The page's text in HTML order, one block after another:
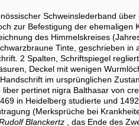
Schweinslederband
zur Befestigung der ehemaligen
des Himmelskreises
Tinte, geschrieben
2 Spalten, Schriftspiegel
Deckel mit wenigen
im ursprünglichen
liber pertinet nigra Balthasar von
in Heidelberg studierte und
(Merksprüche bei
Blanckertz, das Ende des